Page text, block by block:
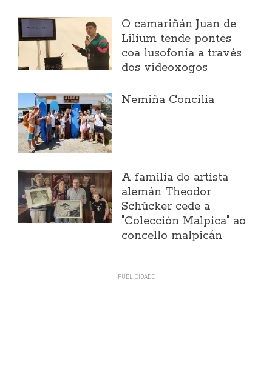
O camariñán Juan de
Lilium tende pontes
coa lusofonía a través
dos videoxogos
Nemiña Concilia
A familia do artista
alemán Theodor
Schücker cede a
"Colección Malpica" ao
concello malpicán